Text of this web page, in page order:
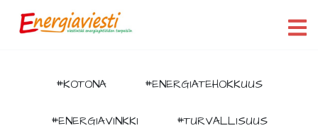
#KOTONA #ENERGIATEHOKKUUS
#ENERGIAVINKKI #TURVALLISUUS